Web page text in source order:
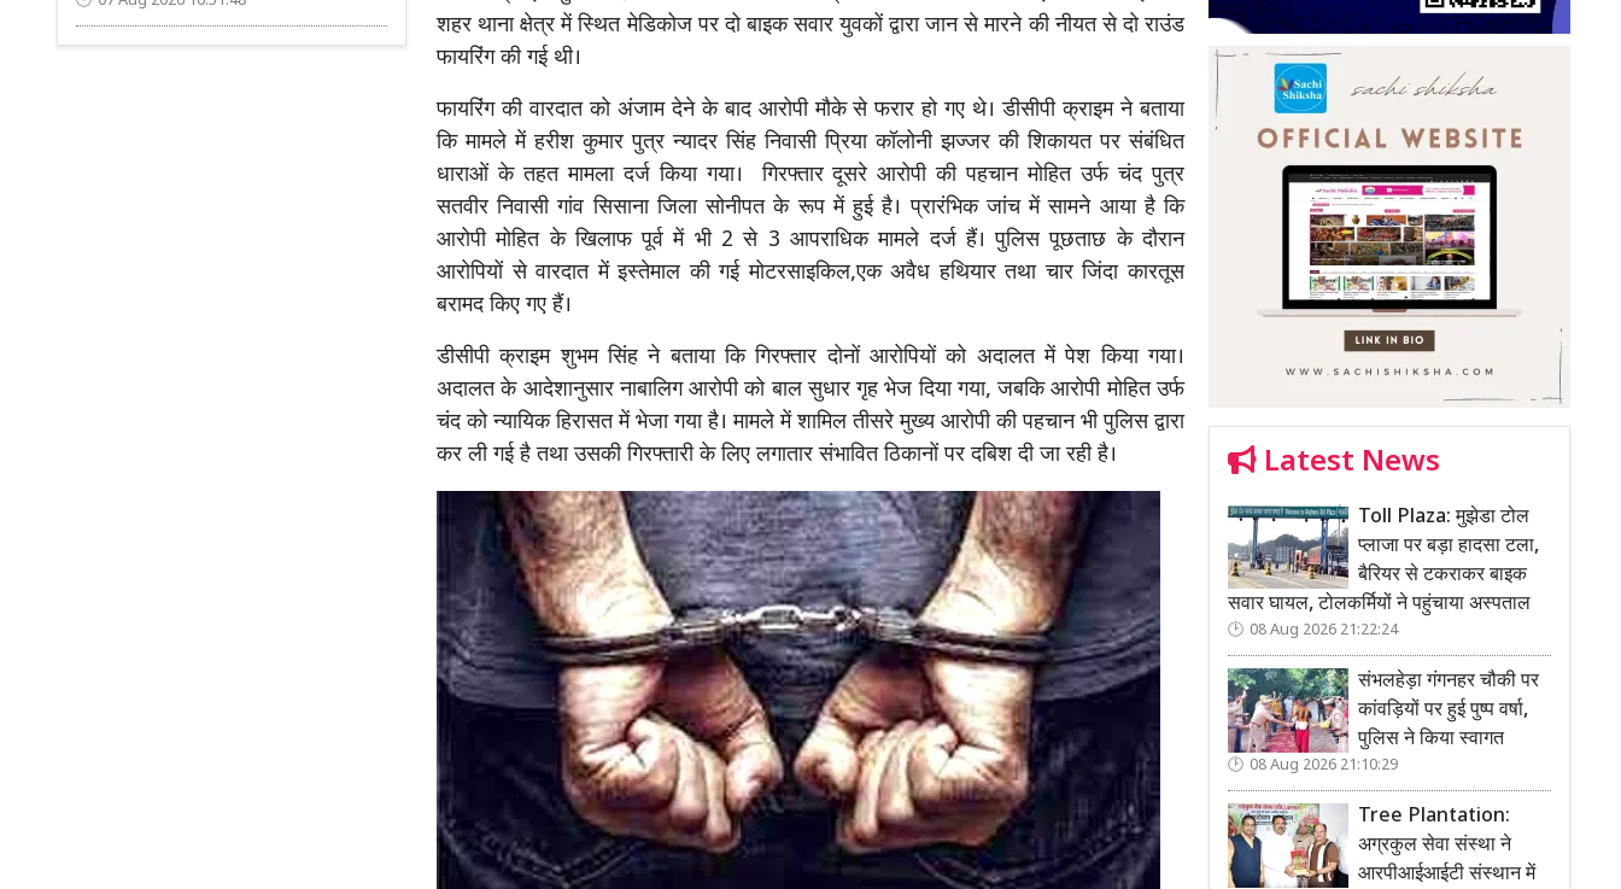
शहर थाना क्षेत्र में स्थित मेडिकोज पर दो बाइक सवार युवकों द्वारा जान से मारने की नीयत से दो राउंड
फायरिंग की गई थी।
फायरिंग की वारदात को अंजाम देने के बाद आरोपी मौके से फरार हो गए थे। डीसीपी क्राइम ने बताया
कि मामले में हरीश कुमार पुत्र न्यादर सिंह निवासी प्रिया कॉलोनी झज्जर की शिकायत पर संबंधित
धाराओं के तहत मामला दर्ज किया गया। गिरफ्तार दूसरे आरोपी की पहचान मोहित उर्फ चंद पुत्र
सतवीर निवासी गांव सिसाना जिला सोनीपत के रूप में हुई है। प्रारंभिक जांच में सामने आया है कि
आरोपी मोहित के खिलाफ पूर्व में भी 2 से 3 आपराधिक मामले दर्ज हैं। पुलिस पूछताछ के दौरान
आरोपियों से वारदात में इस्तेमाल की गई मोटरसाइकिल,एक अवैध हथियार तथा चार जिंदा कारतूस
बरामद किए गए हैं।
डीसीपी क्राइम शुभम सिंह ने बताया कि गिरफ्तार दोनों आरोपियों को अदालत में पेश किया गया।
अदालत के आदेशानुसार नाबालिग आरोपी को बाल सुधार गृह भेज दिया गया, जबकि आरोपी मोहित उर्फ
चंद को न्यायिक हिरासत में भेजा गया है। मामले में शामिल तीसरे मुख्य आरोपी की पहचान भी पुलिस द्वारा
कर ली गई है तथा उसकी गिरफ्तारी के लिए लगातार संभावित ठिकानों पर दबिश दी जा रही है।
Latest News
Toll Plaza: मुझेडा टोल
प्लाजा पर बड़ा हादसा टला,
बैरियर से टकराकर बाइक
सवार घायल, टोलकर्मियों ने पहुंचाया अस्पताल
08 Aug 2026 21:22:24
संभलहेड़ा गंगनहर चौकी पर
कांवड़ियों पर हुई पुष्प वर्षा,
पुलिस ने किया स्वागत
08 Aug 2026 21:10:29
Tree Plantation:
अग्रकुल सेवा संस्था ने
आरपीआईआईटी संस्थान में